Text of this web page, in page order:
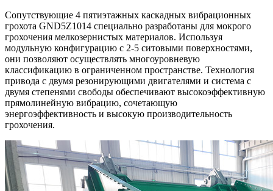
Сопутствующие 4 пятиэтажных каскадных вибрационных
грохота GND5Z1014 специально разработаны для мокрого
грохочения мелкозернистых материалов. Используя
модульную конфигурацию с 2-5 ситовыми поверхностями,
они позволяют осуществлять многоуровневую
классификацию в ограниченном пространстве. Технология
привода с двумя резонирующими двигателями и система с
двумя степенями свободы обеспечивают высокоэффективную
прямолинейную вибрацию, сочетающую
энергоэффективность и высокую производительность
грохочения.